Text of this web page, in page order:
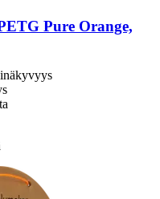
Pure Orange,